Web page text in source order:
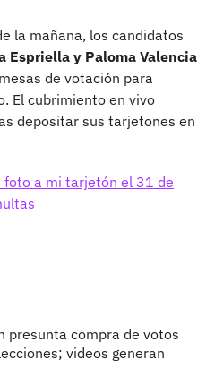
la mañana, los candidatos
Espriella y Paloma Valencia
de votación para
El cubrimiento en vivo
depositar sus tarjetones en
foto a mi tarjetón el 31 de
presunta compra de votos
videos generan